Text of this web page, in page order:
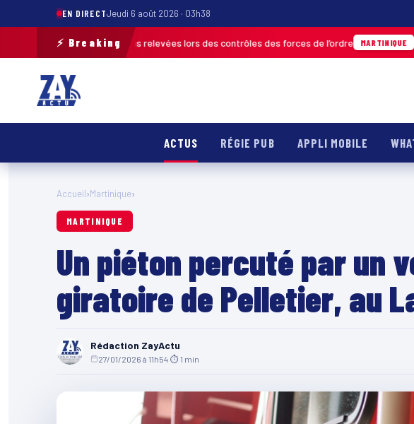
EN DIRECTJeudi 6 août 2026 · 03h38
⚡ Breaking
de 120 infractions relevées lors des contrôles des forces de l’ordre MARTINIQUE 04/08 ·
ACTUS RÉGIE PUB APPLI MOBILE
Accueil›Martinique›
MARTINIQUE
Un piéton percuté par un
giratoire de Pelletier, au
Rédaction ZayActu
27/01/2026 à 11h54 ⏱ 1 min